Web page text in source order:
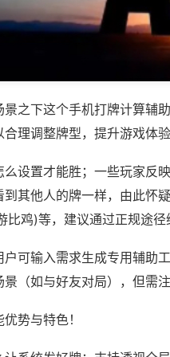
之下这个手机打牌计算辅
理调整牌型，提升游戏体
设置才能胜；一些玩家反
其他人的牌一样，由此怀
比鸡)等，建议通过正规途径
可输入需求生成专用辅助
（如与好友对局），但需
势与特色！